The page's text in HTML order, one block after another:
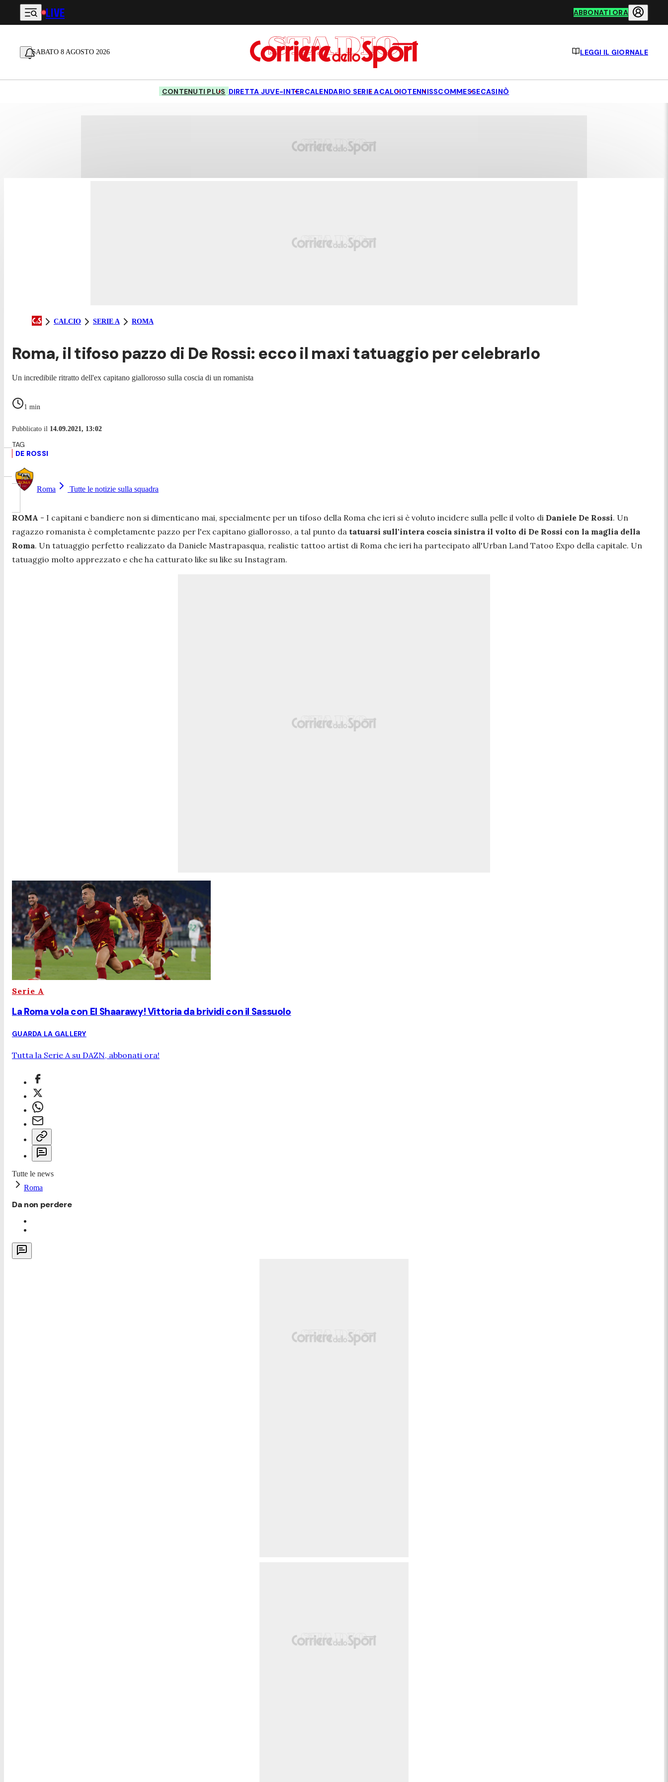
Vai al contenuto principale
LIVE ABBONATI ORA
SABATO 8 AGOSTO 2026 LEGGI IL GIORNALE
CONTENUTI PLUS DIRETTA JUVE-INTERCALENDARIO SERIE ACALCIOTENNISSCOMMESSECASINÒ
CALCIO SERIE A ROMA
Roma, il tifoso pazzo di De Rossi: ecco il maxi tatuaggio per celebrarlo
Un incredibile ritratto dell'ex capitano giallorosso sulla coscia di un romanista
1 min
Pubblicato il 14.09.2021, 13:02
DE ROSSI
Roma Tutte le notizie sulla squadra
ROMA - I capitani e bandiere non si dimenticano mai, specialmente per un tifoso della Roma che ieri si è voluto incidere sulla pelle il volto di Daniele De Rossi. Un
ragazzo romanista è completamente pazzo per l'ex capitano giallorosso, a tal punto da tatuarsi sull'intera coscia sinistra il volto di De Rossi con la maglia della
Roma. Un tatuaggio perfetto realizzato da Daniele Mastrapasqua, realistic tattoo artist di Roma che ieri ha partecipato all'Urban Land Tatoo Expo della capitale. Un
tatuaggio molto apprezzato e che ha catturato like su like su Instagram.
Serie A
La Roma vola con El Shaarawy! Vittoria da brividi con il Sassuolo
GUARDA LA GALLERY
Tutta la Serie A su DAZN, abbonati ora!
Tutte le news
Roma
Da non perdere